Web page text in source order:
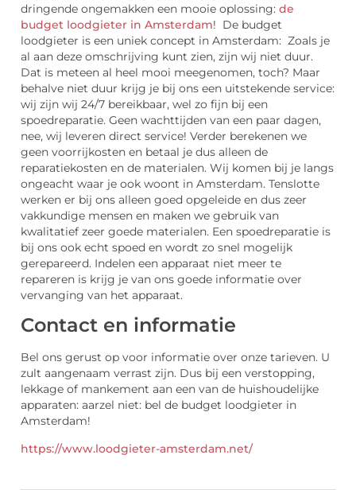
dringende ongemakken een mooie oplossing: de
budget loodgieter in Amsterdam! De budget
loodgieter is een uniek concept in Amsterdam: Zoals je
al aan deze omschrijving kunt zien, zijn wij niet duur.
Dat is meteen al heel mooi meegenomen, toch? Maar
behalve niet duur krijg je bij ons een uitstekende service:
wij zijn wij 24/7 bereikbaar, wel zo fijn bij een
spoedreparatie. Geen wachttijden van een paar dagen,
nee, wij leveren direct service! Verder berekenen we
geen voorrijkosten en betaal je dus alleen de
reparatiekosten en de materialen. Wij komen bij je langs
ongeacht waar je ook woont in Amsterdam. Tenslotte
werken er bij ons alleen goed opgeleide en dus zeer
vakkundige mensen en maken we gebruik van
kwalitatief zeer goede materialen. Een spoedreparatie is
bij ons ook echt spoed en wordt zo snel mogelijk
gerepareerd. Indelen een apparaat niet meer te
repareren is krijg je van ons goede informatie over
vervanging van het apparaat.
Contact en informatie
Bel ons gerust op voor informatie over onze tarieven. U
zult aangenaam verrast zijn. Dus bij een verstopping,
lekkage of mankement aan een van de huishoudelijke
apparaten: aarzel niet: bel de budget loodgieter in
Amsterdam!
https://www.loodgieter-amsterdam.net/